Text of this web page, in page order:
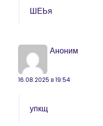
ШЕЬя
Аноним
16.08.2025 в 19:54
упкщ